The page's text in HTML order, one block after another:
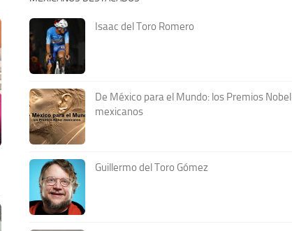
Isaac del Toro Romero
De México para el Mundo: los Premios Nobel
mexicanos
Guillermo del Toro Gómez